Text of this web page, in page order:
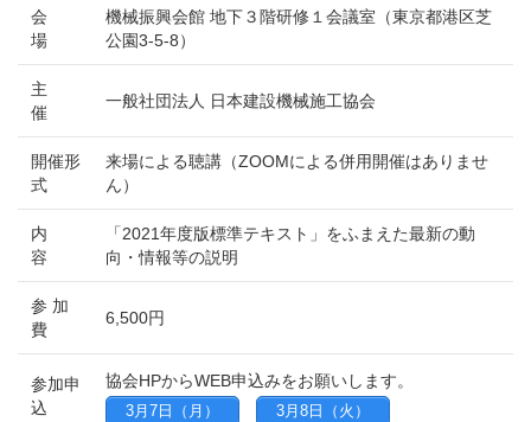
会
場
機械振興会館 地下３階研修１会議室（東京都港区芝
公園3-5-8）
主
催
一般社団法人 日本建設機械施工協会
開催形
式
来場による聴講（ZOOMによる併用開催はありませ
ん）
内
容
「2021年度版標準テキスト」をふまえた最新の動
向・情報等の説明
参 加
費
6,500円
参加申
込
協会HPからWEB申込みをお願いします。
3月7日（月） 3月8日（火）